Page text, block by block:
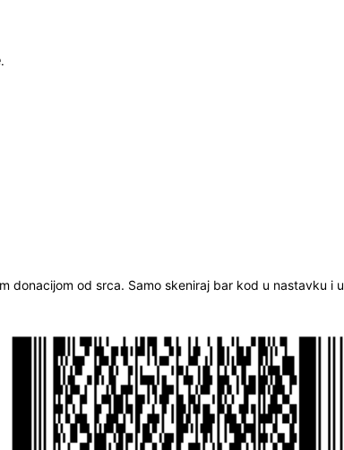
od srca. Samo skeniraj bar kod u nastavku i